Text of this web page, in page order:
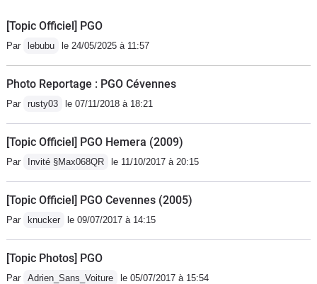
[Topic Officiel] PGO
Par lebubu le 24/05/2025 à 11:57
Photo Reportage : PGO Cévennes
Par rusty03 le 07/11/2018 à 18:21
[Topic Officiel] PGO Hemera (2009)
Par Invité §Max068QR le 11/10/2017 à 20:15
[Topic Officiel] PGO Cevennes (2005)
Par knucker le 09/07/2017 à 14:15
[Topic Photos] PGO
Par Adrien_Sans_Voiture le 05/07/2017 à 15:54